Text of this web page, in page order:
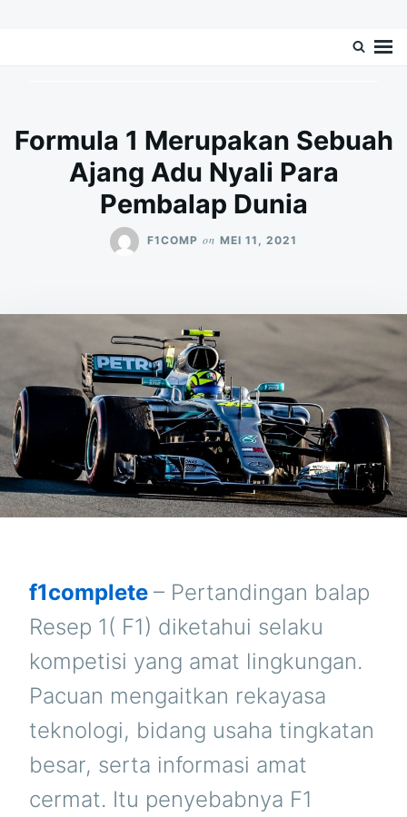
F1complete.com – Blog Berita Balap
F1complete.Com Mengulas Tentang Blog Berita Balap Mobil Formula 1 Di
Formula 1 Merupakan Sebuah
Ajang Adu Nyali Para
Pembalap Dunia
F1COMP on MEI 11, 2021
f1complete – Pertandingan balap
Resep 1( F1) diketahui selaku
kompetisi yang amat lingkungan.
Pacuan mengaitkan rekayasa
teknologi, bidang usaha tingkatan
besar, serta informasi amat
cermat. Itu penyebabnya F1